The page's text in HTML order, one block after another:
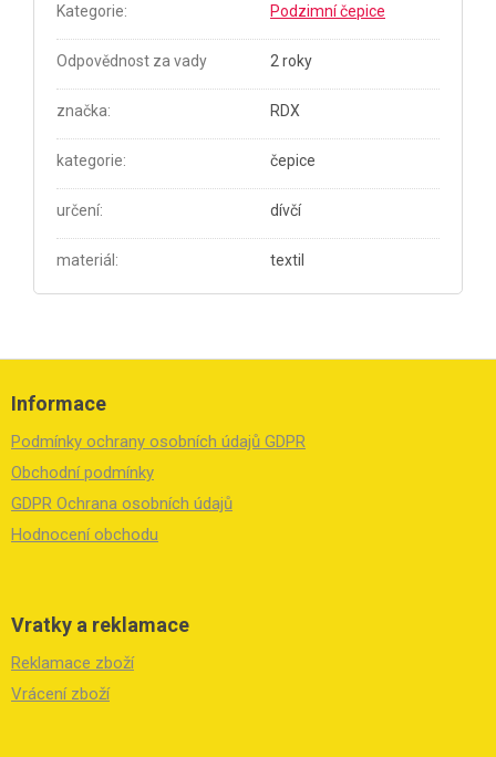
Kategorie: Podzimní čepice
Odpovědnost za vady 2 roky
značka: RDX
kategorie: čepice
určení: dívčí
materiál : textil
Z
Informace
Podmínky ochrany osobních údajů GDPR
Obchodní podmínky
GDPR Ochrana osobních údajů
Hodnocení obchodu
Vratky a reklamace
Reklamace zboží
Vrácení zboží